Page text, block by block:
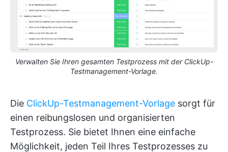
Verwalten Sie Ihren gesamten Testprozess mit der ClickUp-
Testmanagement-Vorlage.
Die ClickUp-Testmanagement-Vorlage sorgt für
einen reibungslosen und organisierten
Testprozess. Sie bietet Ihnen eine einfache
Möglichkeit, jeden Teil Ihres Testprozesses zu